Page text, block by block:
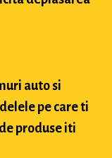
auto si
pe care ti
produse iti